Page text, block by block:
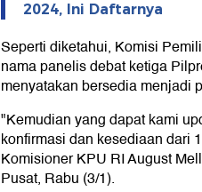
2024, Ini Daftarnya
Seperti diketahui, Komisi
nama panelis debat ketiga
menyatakan bersedia menjadi
"Kemudian yang dapat kami
konfirmasi dan kesediaan dari
Komisioner KPU RI August
Pusat, Rabu (3/1).